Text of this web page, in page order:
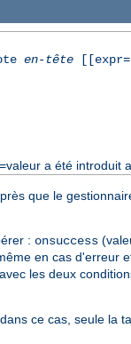
en-tête
a été introduit
que le
: onsuccess
en cas d'erreur
les deux
ce cas, seule la